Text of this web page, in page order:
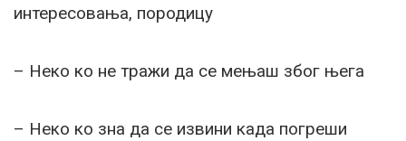
интересовања, породицу
– Неко ко не тражи да се мењаш због њега
– Неко ко зна да се извини када погреши